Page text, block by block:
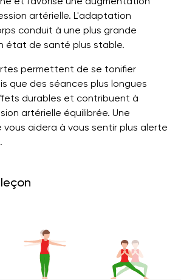
artérielle. L'adaptation
conduit à une plus grande
état de santé plus stable.
permettent de se tonifier
que des séances plus longues
durables et contribuent à
artérielle équilibrée. Une
aidera à vous sentir plus alerte